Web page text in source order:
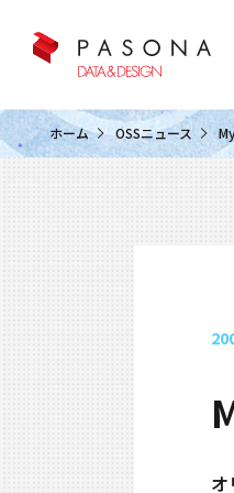
ホーム OSSニュース
オ